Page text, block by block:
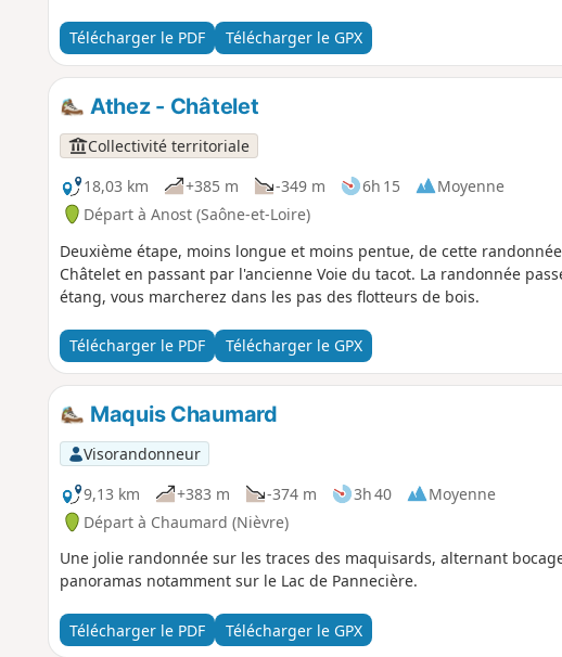
Télécharger le PDF Télécharger le GPX
Athez - Châtelet
Collectivité territoriale
18,03 km
+385 m -349 m 6h 15
Moyenne
Départ à Anost (Saône-et-Loire)
Deuxième étape, moins longue et moins pentue, de cette
Châtelet en passant par l'ancienne Voie du tacot. La randonnée
étang, vous marcherez dans les pas des flotteurs de bois.
Télécharger le PDF Télécharger le GPX
Maquis Chaumard
Visorandonneur
9,13 km
+383 m -374 m 3h 40
Moyenne
Départ à Chaumard (Nièvre)
Une jolie randonnée sur les traces des maquisards, alternant
panoramas notamment sur le Lac de Pannecière.
Télécharger le PDF Télécharger le GPX